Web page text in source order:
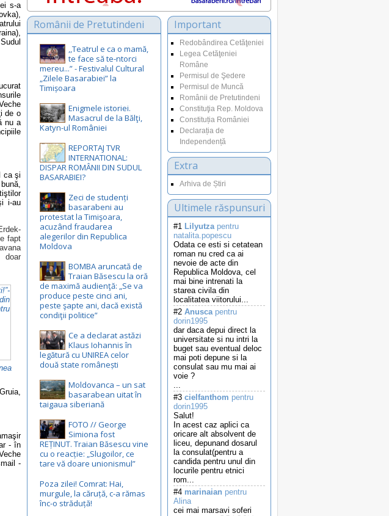
s-a
de o
nu a
ca şi
i-au
fapt
- în
-
Important
Redobândirea Cetăţeniei
Legea Cetăţeniei
Române
Permisul de Şedere
Permisul de Muncă
Românii de Pretutindeni
Constituţia Rep. Moldova
Constituția României
Declarația de
Independență
Extra
Arhiva de Știri
Ultimele răspunsuri
#1 Lilyutzapentru
natalita.popescu
Odata ce esti si cetatean
roman nu cred ca ai
nevoie de acte din
Republica Moldova, cel
mai bine intrenati la
starea civila din
localitatea viitorului...
#2 Anuscapentru
dorin1995
dar daca depui direct la
universitate si nu intri la
buget sau eventual deloc
mai poti depune si la
consulat sau mu mai ai
voie ?
...
#3 cielfanthom pentru
dorin1995
Salut!
In acest caz aplici ca
oricare alt absolvent de
liceu, depunand dosarul
la consulat(pentru a
candida pentru unul din
locurile pentru etnici
rom...
#4 marinaian pentru
Alina
cei mai marsavi soferi
Românii de Pretutindeni
,,Teatrul e ca o mamă,
te face să te-ntorci
mereu...” - Festivalul Cultural
„Zilele Basarabiei” la
Timișoara
Enigmele istoriei.
Masacrul de la Bălţi,
Katyn-ul României
REPORTAJ TVR
INTERNATIONAL:
DISPAR ROMÂNII DIN SUDUL
BASARABIEI?
Zeci de studenți
basarabeni au
protestat la Timişoara,
acuzând fraudarea
alegerilor din Republica
Moldova
BOMBA aruncată de
Traian Băsescu la oră
de maximă audienţă: „Se va
produce peste cinci ani,
peste şapte ani, dacă există
condiţii politice”
Ce a declarat astăzi
Klaus Iohannis în
legătură cu UNIREA celor
două state românești
Moldovanca – un sat
basarabean uitat în
taigaua siberiană
FOTO // George
Simiona fost
REȚINUT. Traian Băsescu vine
cu o reacție: „Slugoilor, ce
tare vă doare unionismul”
Poza zilei! Comrat: Hai,
murgule, la căruță, c-a rămas
înc-o străduță!